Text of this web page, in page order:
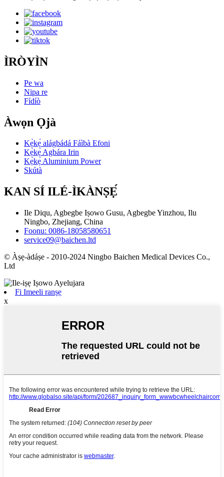
ÌRÒYÌN
Pe wa
Nipa re
Fídíò
Àwọn Ọjà
Kẹ̀kẹ́ alágbádá Fáìbà Efoni
Kẹ̀kẹ́ Agbára Irin
Kẹ̀kẹ́ Aluminium Power
Skútà
KAN SÍ ILÉ-ÌKÀNṢẸ́
Ile Diqu, Agbegbe Iṣowo Gusu, Agbegbe Yinzhou, Ilu
Ningbo, Zhejiang, China
Foonu: 0086-18058580651
service09@baichen.ltd
© Àṣẹ-àdáṣe - 2010-2024 Ningbo Baichen Medical Devices Co.,
Ltd
Fi Imeeli ranṣẹ
x